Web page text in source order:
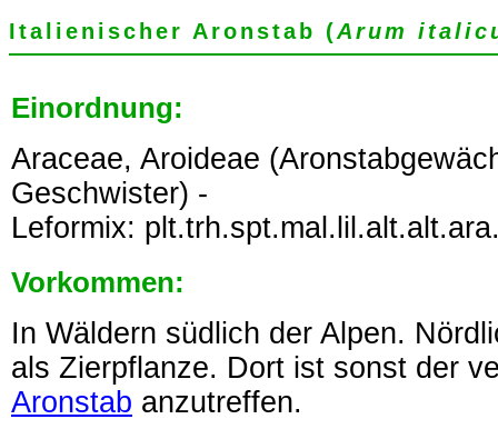
Italienischer Aronstab (Arum
Einordnung:
Araceae, Aroideae
Geschwister) -
Leformix:
Vorkommen:
In Wäldern südlich der Alpen.
als Zierpflanze. Dort ist sonst der
Aronstab anzutreffen.